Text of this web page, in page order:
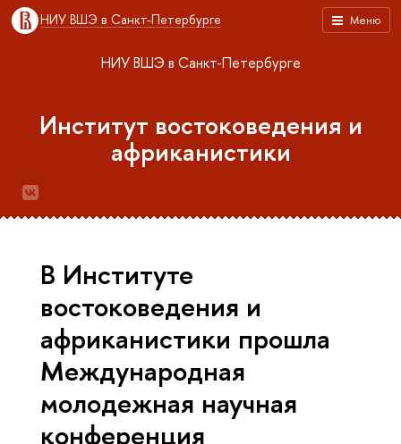
Меню
НИУ ВШЭ в Санкт-Петербурге
НИУ ВШЭ в Санкт-Петербурге
Институт востоковедения и
африканистики
В Институте
востоковедения и
африканистики прошла
Международная
молодежная научная
конференция